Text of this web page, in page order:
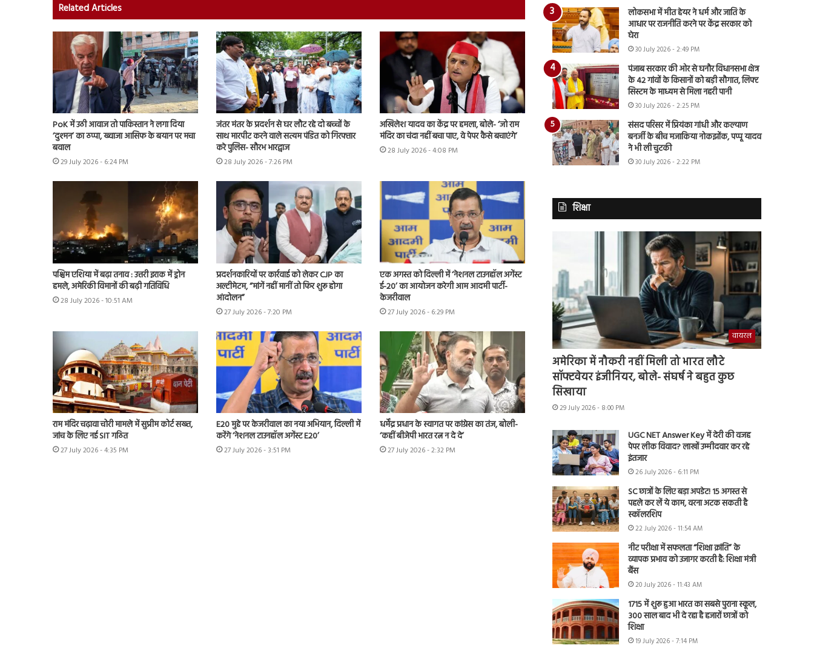
Related Articles
PoK में उठी आवाज तो पाकिस्तान ने लगा दिया
‘दुश्मन’ का ठप्पा, ख्वाजा आसिफ के बयान पर मचा
बवाल
29 July 2026 - 6:24 PM
जंतर मंतर के प्रदर्शन से घर लौट रहे दो बच्चों के
साथ मारपीट करने वाले सत्यम पंडित को गिरफ्तार
करे पुलिस- सौरभ भारद्वाज
28 July 2026 - 7:26 PM
अखिलेश यादव का केंद्र पर हमला, बोले- ‘जो राम
मंदिर का चंदा नहीं बचा पाए, वे पेपर कैसे बचाएंगे’
28 July 2026 - 4:08 PM
पश्चिम एशिया में बढ़ा तनाव : उत्तरी इराक में ड्रोन
हमले, अमेरिकी विमानों की बढ़ी गतिविधि
28 July 2026 - 10:51 AM
प्रदर्शनकारियों पर कार्रवाई को लेकर CJP का
अल्टीमेटम, “मांगें नहीं मानीं तो फिर शुरू होगा
आंदोलन”
27 July 2026 - 7:20 PM
एक अगस्त को दिल्ली में ‘नेशनल टाउनहॉल अगेंस्ट
ई-20’ का आयोजन करेगी आम आदमी पार्टी-
केजरीवाल
27 July 2026 - 6:29 PM
राम मंदिर चढ़ावा चोरी मामले में सुप्रीम कोर्ट सख्त,
जांच के लिए नई SIT गठित
27 July 2026 - 4:35 PM
E20 मुद्दे पर केजरीवाल का नया अभियान, दिल्ली में
करेंगे ‘नेशनल टाउनहॉल अगेंस्ट E20’
27 July 2026 - 3:51 PM
धर्मेंद्र प्रधान के स्वागत पर कांग्रेस का तंज, बोली-
‘कहीं बीजेपी भारत रत्न न दे दे’
27 July 2026 - 2:32 PM
लोकसभा में मीत हेयर ने धर्म और जाति के
आधार पर राजनीति करने पर केंद्र सरकार को
घेरा
30 July 2026 - 2:49 PM
पंजाब सरकार की ओर से घनौर विधानसभा क्षेत्र
के 42 गांवों के किसानों को बड़ी सौगात, लिफ्ट
सिस्टम के माध्यम से मिला नहरी पानी
30 July 2026 - 2:25 PM
संसद परिसर में प्रियंका गांधी और कल्याण
बनर्जी के बीच मजाकिया नोकझोंक, पप्पू यादव
ने भी ली चुटकी
30 July 2026 - 2:22 PM
शिक्षा
वायरल
अमेरिका में नौकरी नहीं मिली तो भारत लौटे
सॉफ्टवेयर इंजीनियर, बोले- संघर्ष ने बहुत कुछ
सिखाया
29 July 2026 - 8:00 PM
UGC NET Answer Key में देरी की वजह
पेपर लीक विवाद? लाखों उम्मीदवार कर रहे
इंतजार
26 July 2026 - 6:11 PM
SC छात्रों के लिए बड़ा अपडेट! 15 अगस्त से
पहले कर लें ये काम, वरना अटक सकती है
स्कॉलरशिप
22 July 2026 - 11:54 AM
नीट परीक्षा में सफलता “शिक्षा क्रांति” के
व्यापक प्रभाव को उजागर करती है: शिक्षा मंत्री
बैंस
20 July 2026 - 11:43 AM
1715 में शुरू हुआ भारत का सबसे पुराना स्कूल,
300 साल बाद भी दे रहा है हजारों छात्रों को
शिक्षा
19 July 2026 - 7:14 PM